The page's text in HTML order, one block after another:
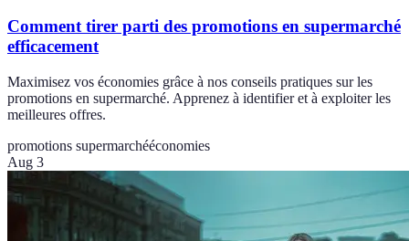
Comment tirer parti des promotions en supermarché
efficacement
Maximisez vos économies grâce à nos conseils pratiques sur les
promotions en supermarché. Apprenez à identifier et à exploiter les
meilleures offres.
promotions supermarchééconomies
Aug 3